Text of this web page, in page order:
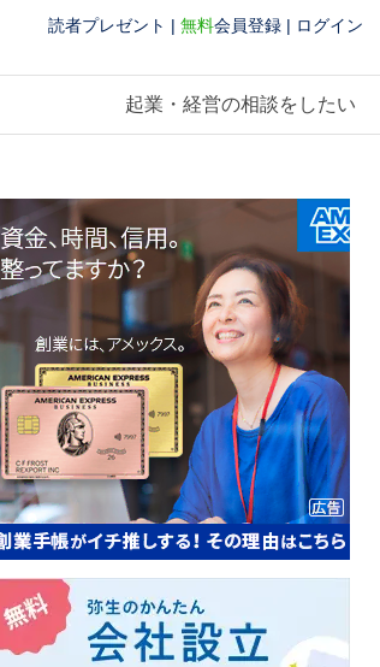
読者プレゼント | 無料会員登録 | ログイン
起業・経営の相談をしたい